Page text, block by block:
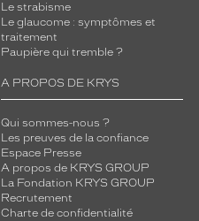
Le strabisme
Le glaucome : symptômes et
traitement
Paupière qui tremble ?
A PROPOS DE KRYS
Qui sommes-nous ?
Les preuves de la confiance
Espace Presse
A propos de KRYS GROUP
La Fondation KRYS GROUP
Recrutement
Charte de confidentialité